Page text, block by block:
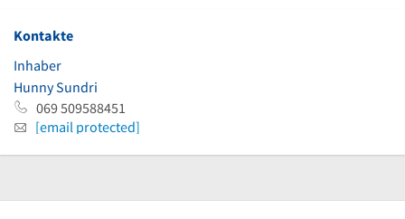
Kontakte
Inhaber
Hunny Sundri
069 509588451
[email protected]